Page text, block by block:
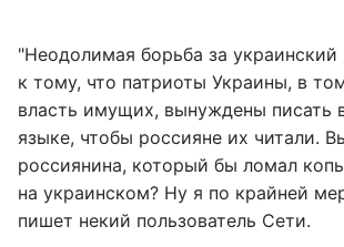
"Неодолимая борьба за украинский
к тому, что патриоты Украины, в
власть имущих, вынуждены писать
языке, чтобы россияне их читали.
россиянина, который бы ломал
на украинском? Ну я по крайней
пишет некий пользователь Сети.